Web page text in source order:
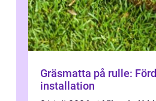
Gräsmatta på rulle:
installation